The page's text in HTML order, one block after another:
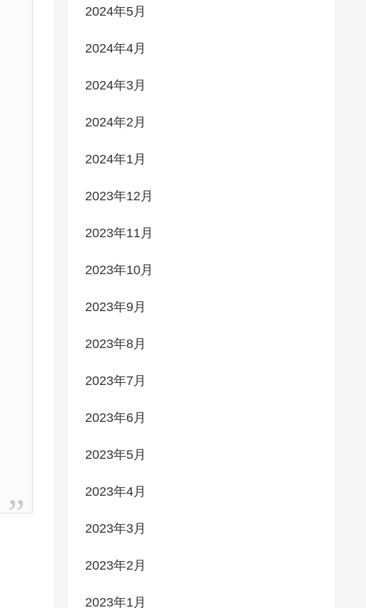
2024年5月
2024年4月
2024年3月
2024年2月
2024年1月
2023年12月
2023年11月
2023年10月
2023年9月
2023年8月
2023年7月
2023年6月
2023年5月
2023年4月
2023年3月
2023年2月
2023年1月